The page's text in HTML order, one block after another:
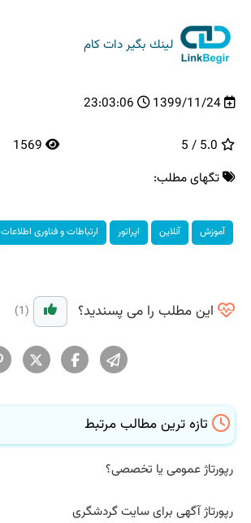
لینك بگیر دات كام
1399/11/24
23:03:06
تگهای مطلب:
آموزش آنلاین اپراتور ارتباطات و فناوری اطلاعات
این مطلب را می پسندید؟ (1)
تازه ترین مطالب مرتبط
رپورتاژ عمومی یا تخصصی؟
رپورتاژ آگهی برای سایت گردشگری